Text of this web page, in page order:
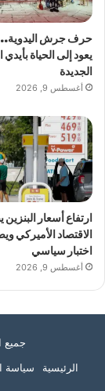
حرف جرش اليدوية..
يعود إلى الحياة بأيدي
الجديدة
أغسطس 9, 2026
ارتفاع أسعار
الاقتصاد الأميركي
اختبار سياسي
أغسطس 9, 2026
جميع
الرئيسية
سياسة